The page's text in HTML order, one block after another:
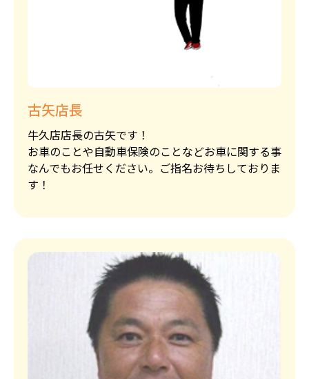
古矢店長
牛久店店長の古矢です！
お車のことや自動車保険のことなどお車に関する事
なんでもお任せください。ご指名お待ちしておりま
す！